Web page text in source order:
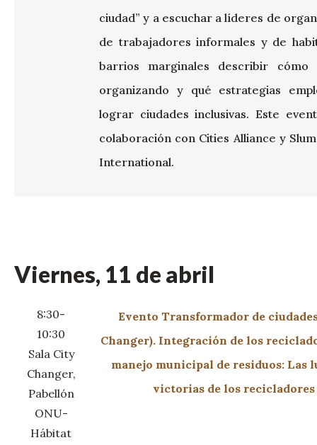
ciudad” y a escuchar a líderes de
de trabajadores informales y de
barrios marginales describir cómo
organizando y qué estrategias
lograr ciudades inclusivas. Este
colaboración con Cities Alliance y
International.
Viernes, 11 de abril
8:30-
10:30
Sala City
Changer,
Pabellón
ONU-
Hábitat
Evento Transformador de
Changer). Integración de los
manejo municipal de residuos: Las
victorias de los recicladores